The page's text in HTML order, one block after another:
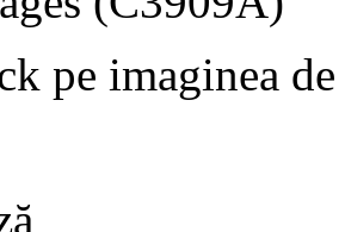
pe imaginea de